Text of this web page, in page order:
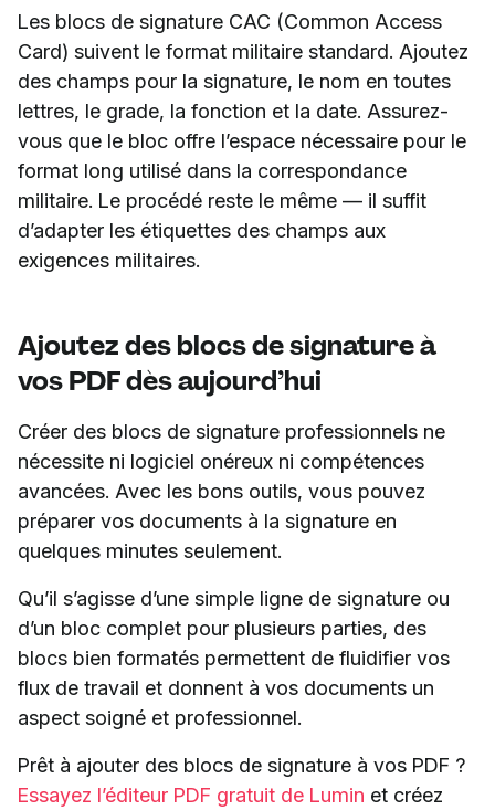
Les blocs de signature CAC (Common Access
Card) suivent le format militaire standard. Ajoutez
des champs pour la signature, le nom en toutes
lettres, le grade, la fonction et la date. Assurez-
vous que le bloc offre l’espace nécessaire pour le
format long utilisé dans la correspondance
militaire. Le procédé reste le même — il suffit
d’adapter les étiquettes des champs aux
exigences militaires.
Ajoutez des blocs de signature à
vos PDF dès aujourd’hui
Créer des blocs de signature professionnels ne
nécessite ni logiciel onéreux ni compétences
avancées. Avec les bons outils, vous pouvez
préparer vos documents à la signature en
quelques minutes seulement.
Qu’il s’agisse d’une simple ligne de signature ou
d’un bloc complet pour plusieurs parties, des
blocs bien formatés permettent de fluidifier vos
flux de travail et donnent à vos documents un
aspect soigné et professionnel.
Prêt à ajouter des blocs de signature à vos PDF ?
Essayez l’éditeur PDF gratuit de Lumin et créez